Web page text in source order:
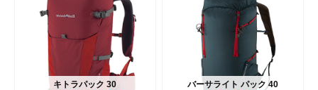
キトラパック 30 バーサライト パック 40